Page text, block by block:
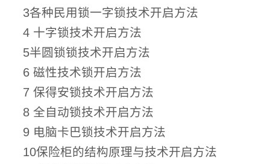
3各种民用锁一字锁技术开启方法
4 十字锁技术开启方法
5半圆锁锁技术开启方法
6 磁性技术锁开启方法
7 保得安锁技术开启方法
8 全自动锁技术开启方法
9 电脑卡巴锁技术开启方法
10保险柜的结构原理与技术开启方法